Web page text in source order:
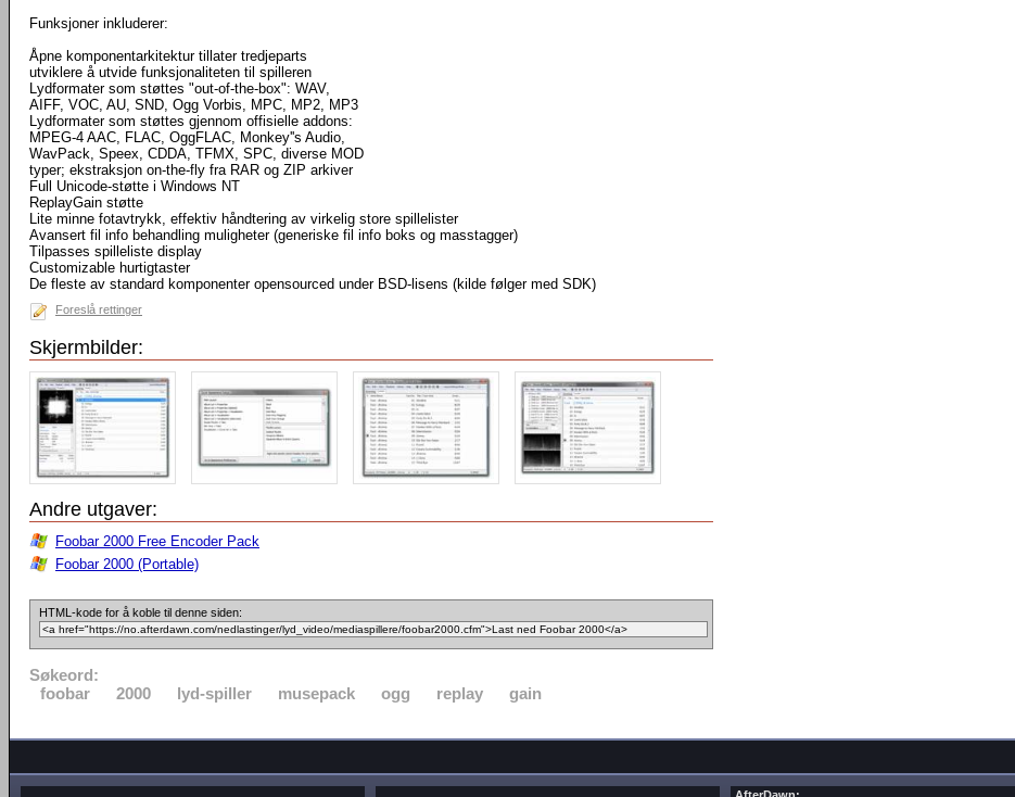
Funksjoner inkluderer:
Åpne komponentarkitektur tillater tredjeparts
utviklere å utvide funksjonaliteten til spilleren
Lydformater som støttes "out-of-the-box": WAV,
AIFF, VOC, AU, SND, Ogg Vorbis, MPC, MP2, MP3
Lydformater som støttes gjennom offisielle addons:
MPEG-4 AAC, FLAC, OggFLAC, Monkey''s Audio,
WavPack, Speex, CDDA, TFMX, SPC, diverse MOD
typer; ekstraksjon on-the-fly fra RAR og ZIP arkiver
Full Unicode-støtte i Windows NT
ReplayGain støtte
Lite minne fotavtrykk, effektiv håndtering av virkelig store spillelister
Avansert fil info behandling muligheter (generiske fil info boks og masstagger)
Tilpasses spilleliste display
Customizable hurtigtaster
De fleste av standard komponenter opensourced under BSD-lisens (kilde følger med SDK)
Foreslå rettinger
Skjermbilder:
Andre utgaver:
Foobar 2000 Free Encoder Pack
Foobar 2000 (Portable)
HTML-kode for å koble til denne siden:
Søkeord:
foobar
2000 lyd-spiller musepack ogg replay gain